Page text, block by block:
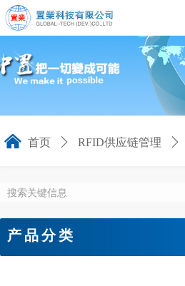
낀 首页 ꄲ RFID供应链管理 ꄲ
产品分类